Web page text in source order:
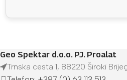
Geo Spektar d.o.o. PJ. Proalat
Trnska cesta 1, 88220 Široki